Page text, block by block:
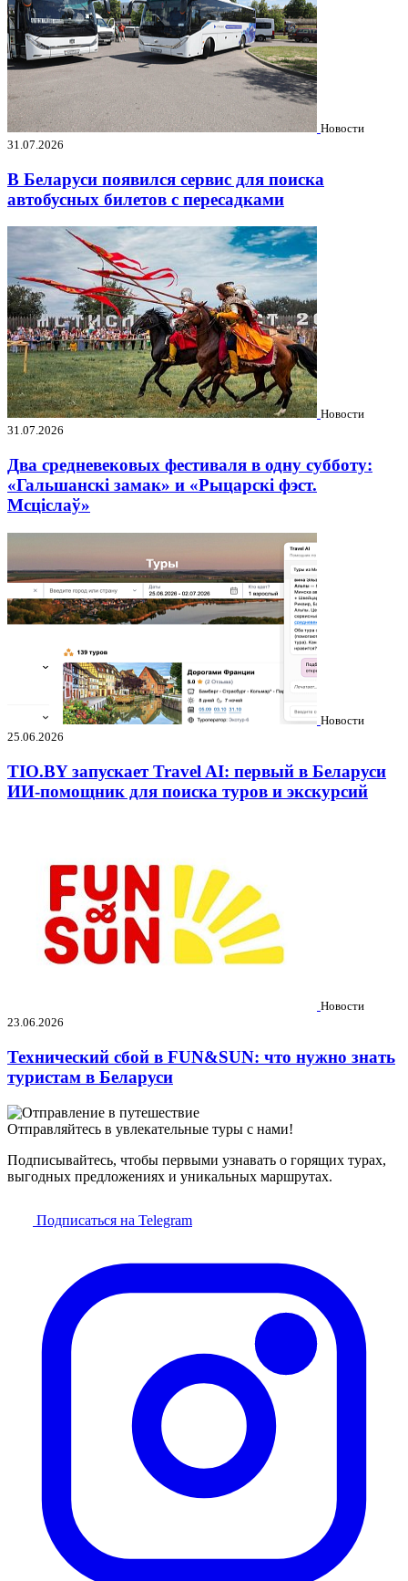
Новости
31.07.2026
В Беларуси появился сервис для поиска
автобусных билетов с пересадками
Новости
31.07.2026
Два средневековых фестиваля в одну субботу:
«Гальшанскі замак» и «Рыцарскі фэст.
Мсціслаў»
Новости
25.06.2026
TIO.BY запускает Travel AI: первый в Беларуси
ИИ-помощник для поиска туров и экскурсий
Новости
23.06.2026
Технический сбой в FUN&SUN: что нужно знать
туристам в Беларуси
Отправляйтесь в увлекательные туры с нами!
Подписывайтесь, чтобы первыми узнавать о горящих турах,
выгодных предложениях и уникальных маршрутах.
Подписаться на Telegram